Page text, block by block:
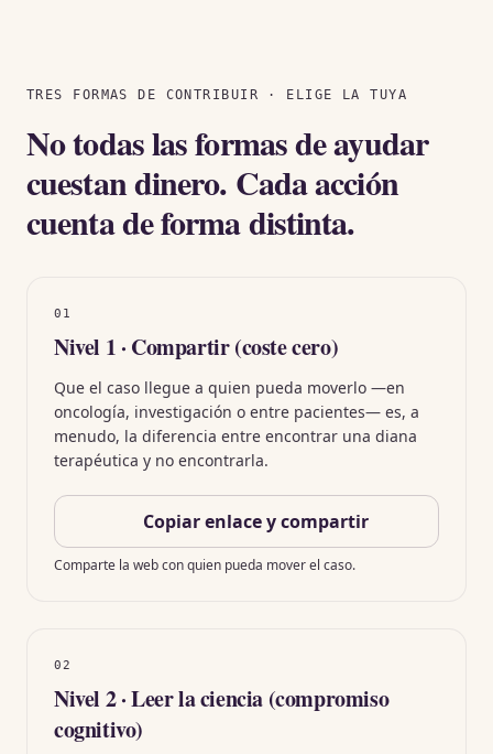
TRES FORMAS DE CONTRIBUIR · ELIGE LA TUYA
No todas las formas de ayudar
cuestan dinero. Cada acción
cuenta de forma distinta.
01
Nivel 1 · Compartir (coste cero)
Que el caso llegue a quien pueda moverlo —en
oncología, investigación o entre pacientes— es, a
menudo, la diferencia entre encontrar una diana
terapéutica y no encontrarla.
Copiar enlace y compartir
Comparte la web con quien pueda mover el caso.
02
Nivel 2 · Leer la ciencia (compromiso
cognitivo)